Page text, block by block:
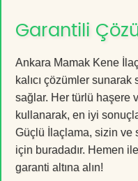
Garantili
Ankara Mamak Kene
kalıcı çözümler
sağlar. Her türlü haşere
kullanarak, en iyi
Güçlü İlaçlama, sizin ve
için buradadır. Hemen
garanti altına alın!